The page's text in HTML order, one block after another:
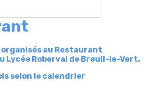
organisés au Restaurant
Lycée Roberval de Breuil-le-Vert.
selon le calendrier